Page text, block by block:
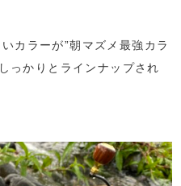
カラーが”朝マズメ最強カラ
っかりとラインナップされ